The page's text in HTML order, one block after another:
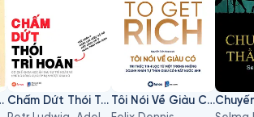
Chõng
Chấm Dứt Thói Trì Hoãn
Tôi Nói Về Giàu Có - Tri Thức Tinh Lọc Từ Một Trong Những Doanh Nhân Tự Thân Giàu Có Nhất Nước Anh